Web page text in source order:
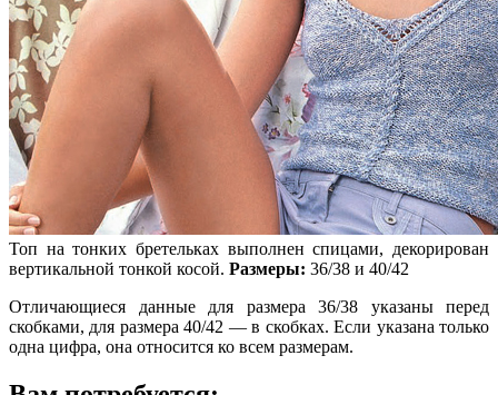
Топ на тонких бретельках выполнен спицами, декорирован
вертикальной тонкой косой. Размеры: 36/38 и 40/42
Отличающиеся данные для размера 36/38 указаны перед
скобками, для размера 40/42 — в скобках. Если указана только
одна цифра, она относится ко всем размерам.